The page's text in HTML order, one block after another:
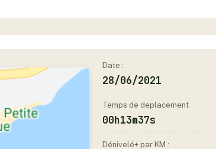
Date :
28/06/2021
Temps de deplacement
00h13m37s
Dénivelé+ par KM :